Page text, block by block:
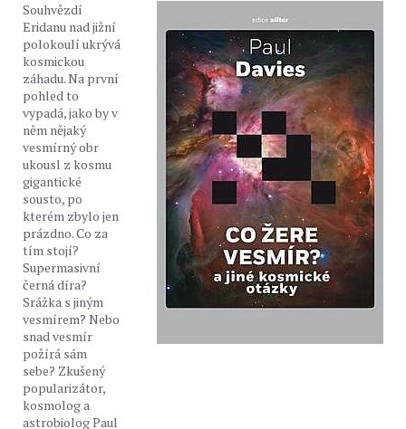
Souhvězdí
Eridanu nad jižní
polokoulí ukrývá
kosmickou
záhadu. Na první
pohled to
vypadá, jako by v
něm nějaký
vesmírný obr
ukousl z kosmu
gigantické
sousto, po
kterém zbylo jen
prázdno. Co za
tím stojí?
Supermasivní
černá díra?
Srážka s jiným
vesmírem? Nebo
snad vesmír
požírá sám
sebe? Zkušený
popularizátor,
kosmolog a
astrobiolog Paul